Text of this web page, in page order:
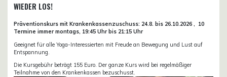
WIEDER LOS!
Präventionskurs mit Krankenkassenzuschuss: 24.8. bis 26.10.2026 , 10
Termine immer montags, 19:45 Uhr bis 21:15 Uhr
Geeignet für alle Yoga-Interessierten mit Freude an Bewegung und Lust auf
Entspannung.
Die Kursgebühr beträgt 155 Euro. Der ganze Kurs wird bei regelmäßiger
Teilnahme von den Krankenkassen bezuschusst.